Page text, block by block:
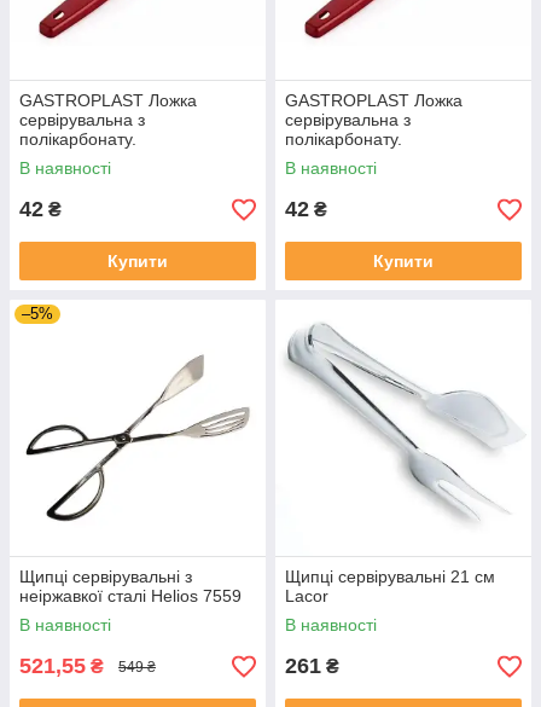
GASTROPLAST Ложка
сервірувальна з
полікарбонату.
В наявності
42 ₴
Купити
GASTROPLAST Ложка
сервірувальна з
полікарбонату.
В наявності
42 ₴
Купити
–5%
Щипці сервірувальні з
неіржавкої сталі Helios 7559
В наявності
521,55 ₴ 549 ₴
Щипці сервірувальні 21 см
Lacor
В наявності
261 ₴